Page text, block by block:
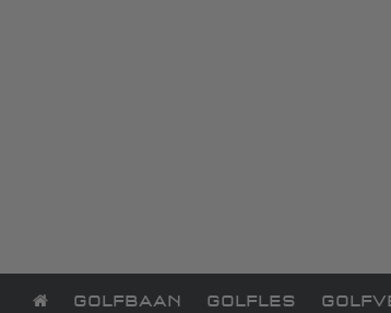
GOLFBAAN GOLFLES